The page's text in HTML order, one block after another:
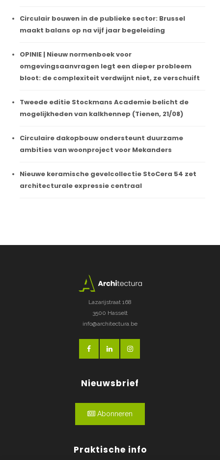
Circulair bouwen in de publieke sector: Brussel
maakt balans op na vijf jaar begeleiding
OPINIE | Nieuw normenboek voor
omgevingsaanvragen legt een dieper probleem
bloot: de complexiteit verdwijnt niet, ze verschuift
Tweede editie Stockmans Academie belicht de
mogelijkheden van kalkhennep (Tienen, 21/08)
Circulaire dakopbouw ondersteunt duurzame
ambities van woonproject voor Mekanders
Nieuwe keramische gevelcollectie StoCera 54 zet
architecturale expressie centraal
Lazarijstraat 168
3500 Hasselt
info@architectura.be
Nieuwsbrief
Abonneren
Praktische info